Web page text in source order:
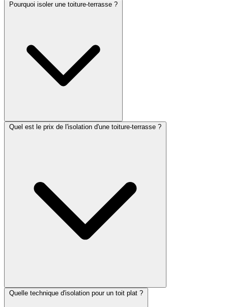
Pourquoi isoler une toiture-terrasse ?
Quel est le prix de l'isolation d'une toiture-terrasse ?
Quelle technique d'isolation pour un toit plat ?